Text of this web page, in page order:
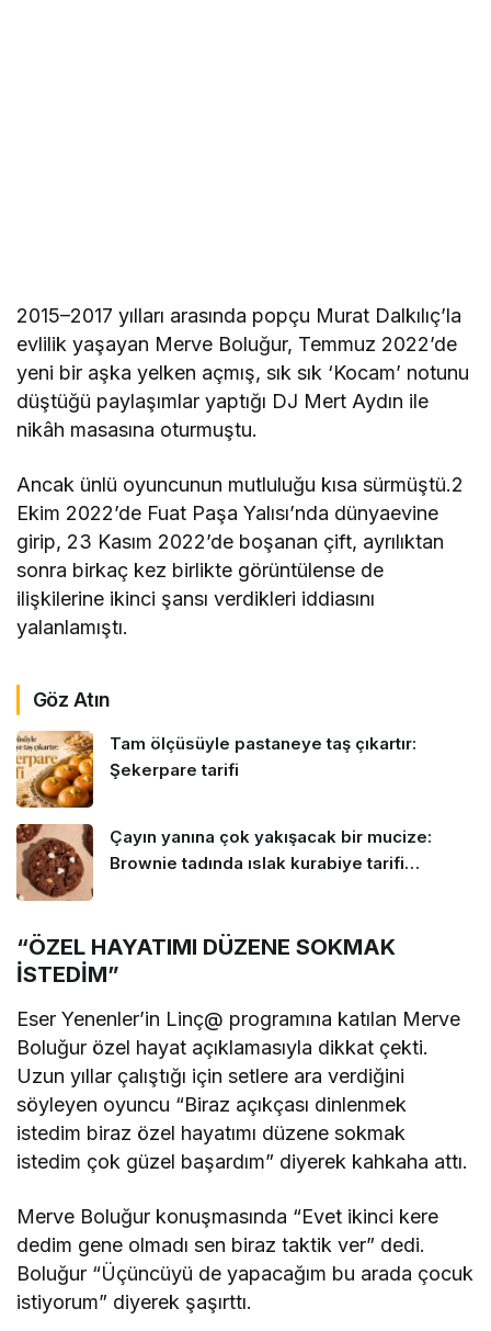
2015–2017 yılları arasında popçu Murat Dalkılıç’la
evlilik yaşayan Merve Boluğur, Temmuz 2022’de
yeni bir aşka yelken açmış, sık sık ‘Kocam’ notunu
düştüğü paylaşımlar yaptığı DJ Mert Aydın ile
nikâh masasına oturmuştu.
Ancak ünlü oyuncunun mutluluğu kısa sürmüştü.2
Ekim 2022’de Fuat Paşa Yalısı’nda dünyaevine
girip, 23 Kasım 2022’de boşanan çift, ayrılıktan
sonra birkaç kez birlikte görüntülense de
ilişkilerine ikinci şansı verdikleri iddiasını
yalanlamıştı.
Göz Atın
Tam ölçüsüyle pastaneye taş çıkartır:
Şekerpare tarifi
Çayın yanına çok yakışacak bir mucize:
Brownie tadında ıslak kurabiye tarifi…
“ÖZEL HAYATIMI DÜZENE SOKMAK
İSTEDİM”
Eser Yenenler’in Linç@ programına katılan Merve
Boluğur özel hayat açıklamasıyla dikkat çekti.
Uzun yıllar çalıştığı için setlere ara verdiğini
söyleyen oyuncu “Biraz açıkçası dinlenmek
istedim biraz özel hayatımı düzene sokmak
istedim çok güzel başardım” diyerek kahkaha attı.
Merve Boluğur konuşmasında “Evet ikinci kere
dedim gene olmadı sen biraz taktik ver” dedi.
Boluğur “Üçüncüyü de yapacağım bu arada çocuk
istiyorum” diyerek şaşırttı.